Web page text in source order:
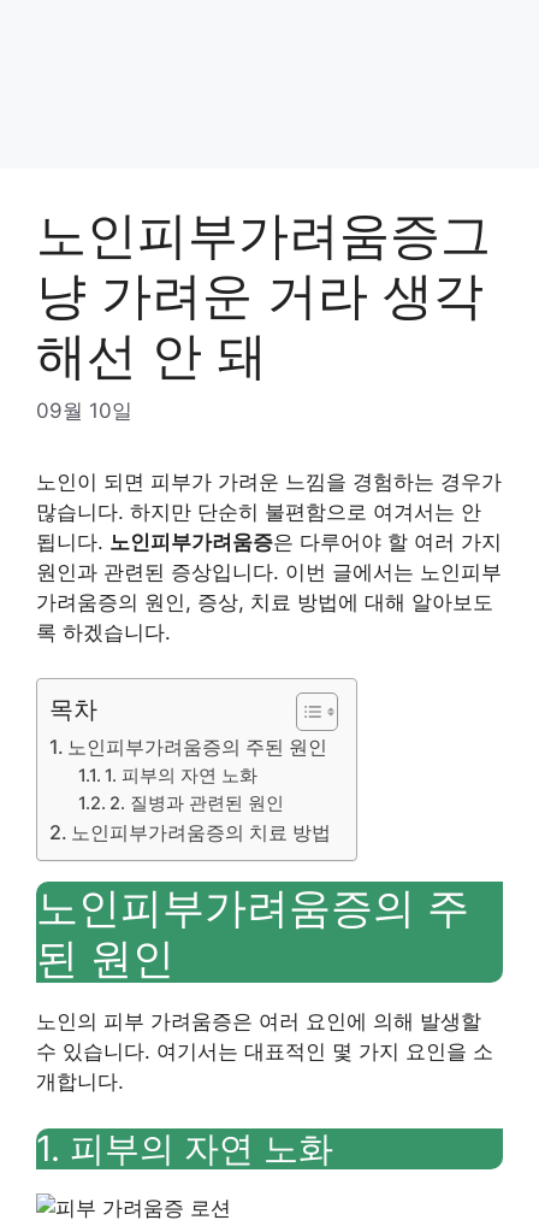
노인피부가려움증그
냥 가려운 거라 생각
해선 안 돼
09월 10일
노인이 되면 피부가 가려운 느낌을 경험하는 경우가
많습니다. 하지만 단순히 불편함으로 여겨서는 안
됩니다. 노인피부가려움증은 다루어야 할 여러 가지
원인과 관련된 증상입니다. 이번 글에서는 노인피부
가려움증의 원인, 증상, 치료 방법에 대해 알아보도
록 하겠습니다.
목차
노인피부가려움증의 주된 원인
1. 피부의 자연 노화
2. 질병과 관련된 원인
노인피부가려움증의 치료 방법
노인피부가려움증의 주
된 원인
노인의 피부 가려움증은 여러 요인에 의해 발생할
수 있습니다. 여기서는 대표적인 몇 가지 요인을 소
개합니다.
1. 피부의 자연 노화